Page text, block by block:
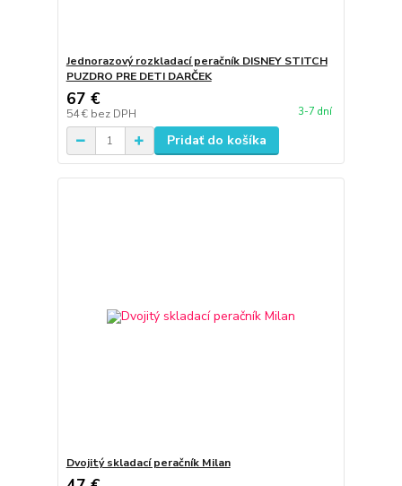
Jednorazový rozkladací peračník DISNEY STITCH
PUZDRO PRE DETI DARČEK
67 €
54 € bez DPH 3-7 dní
Pridať do košíka
Dvojitý skladací peračník Milan